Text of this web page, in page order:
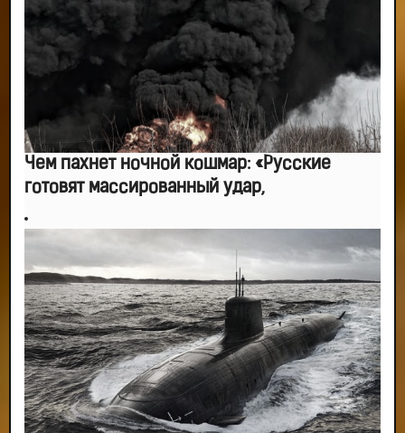
-- Люблю давать советы и очень не люблю, когда их дают мне.
Чем пахнет ночной кошмар: «Русские
готовят массированный удар,